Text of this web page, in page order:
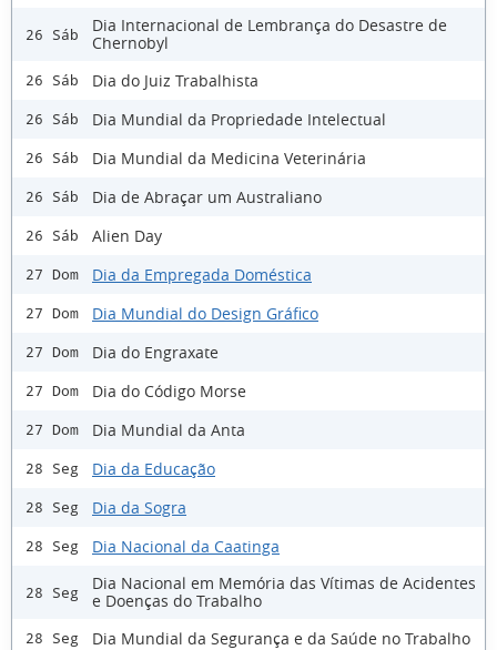
26 Sáb
Dia Internacional de Lembrança do Desastre de
Chernobyl
26 Sáb Dia do Juiz Trabalhista
26 Sáb Dia Mundial da Propriedade Intelectual
26 Sáb Dia Mundial da Medicina Veterinária
26 Sáb Dia de Abraçar um Australiano
26 Sáb Alien Day
27 Dom Dia da Empregada Doméstica
27 Dom Dia Mundial do Design Gráfico
27 Dom Dia do Engraxate
27 Dom Dia do Código Morse
27 Dom Dia Mundial da Anta
28 Seg Dia da Educação
28 Seg Dia da Sogra
28 Seg Dia Nacional da Caatinga
28 Seg
Dia Nacional em Memória das Vítimas de Acidentes
e Doenças do Trabalho
28 Seg Dia Mundial da Segurança e da Saúde no Trabalho